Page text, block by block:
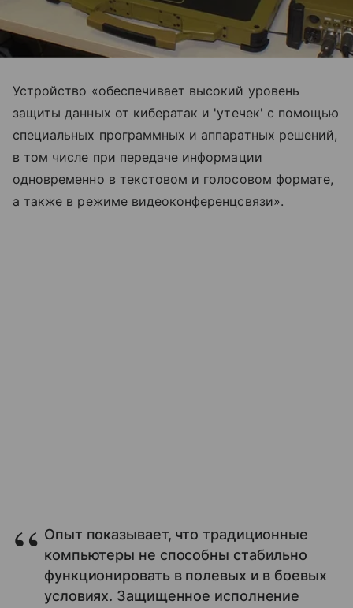
Устройство «обеспечивает высокий уровень
защиты данных от кибератак и 'утечек' с помощью
специальных программных и аппаратных решений,
в том числе при передаче информации
одновременно в текстовом и голосовом формате,
а также в режиме видеоконференцсвязи».
Опыт показывает, что традиционные
компьютеры не способны стабильно
функционировать в полевых и в боевых
условиях. Защищенное исполнение